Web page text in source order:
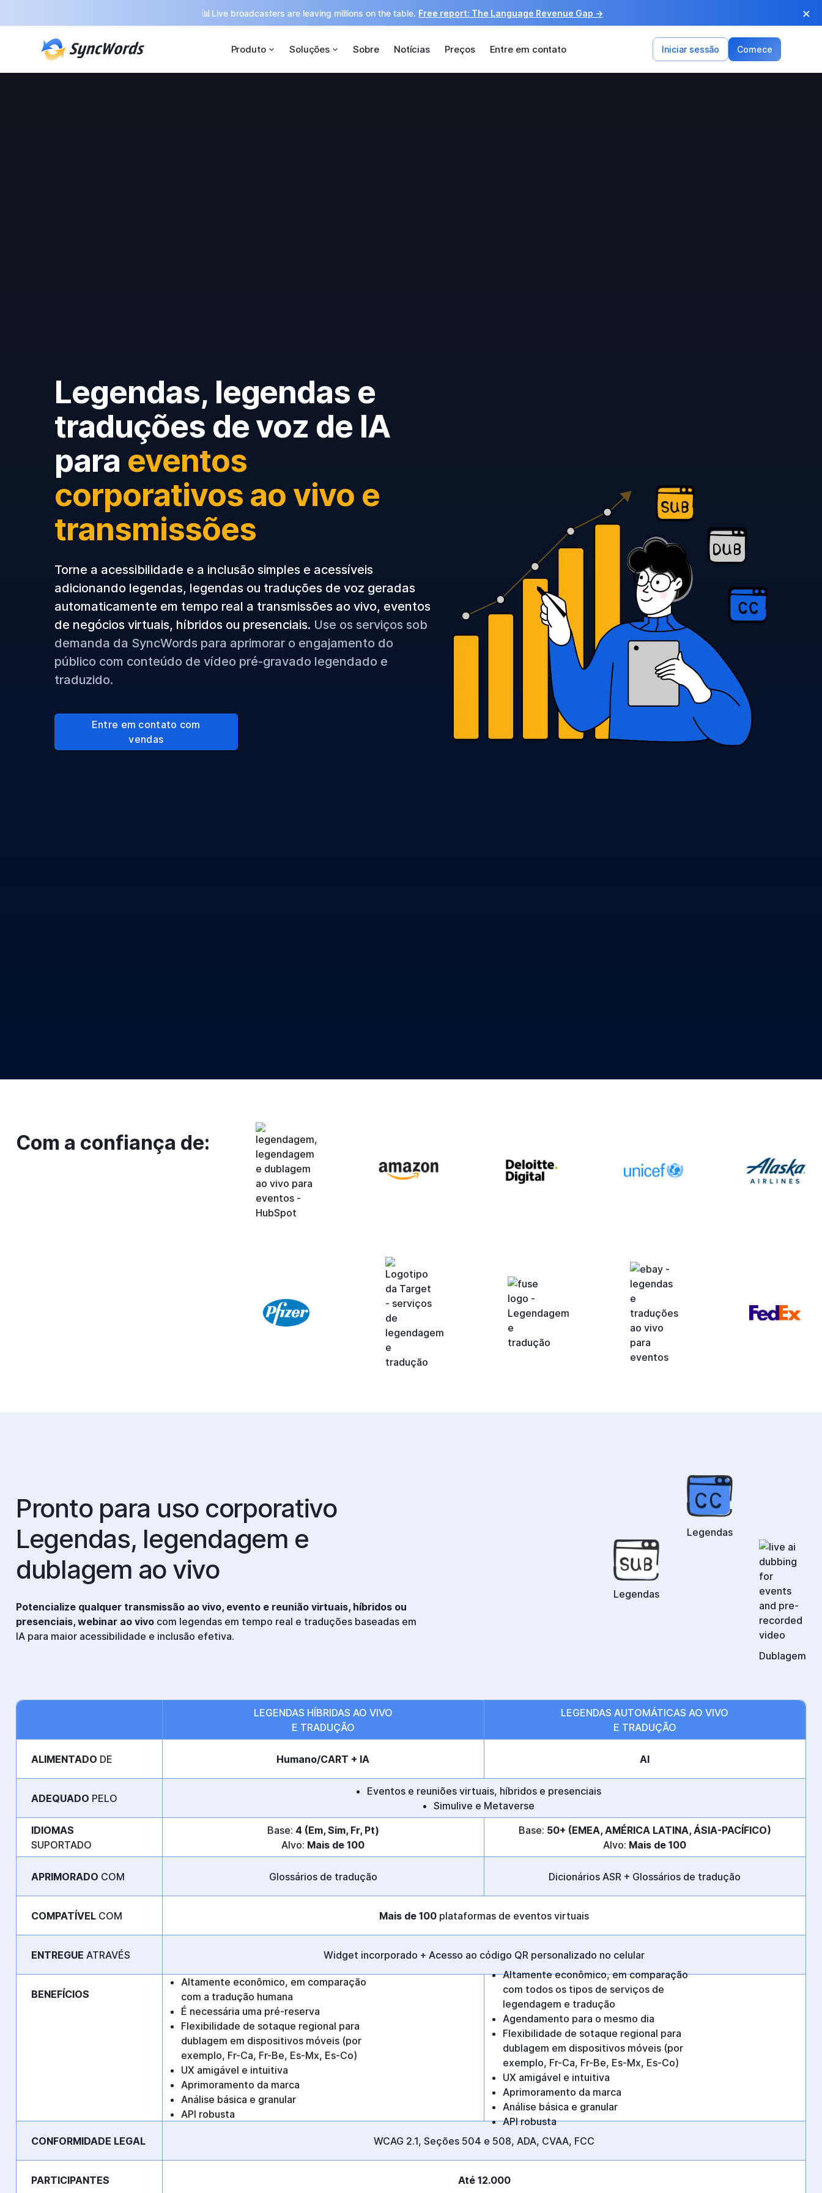
📊Live broadcasters are leaving millions on the table. Free report: The Language Revenue Gap → ×
Produto Soluções Sobre Notícias Preços Entre em contato Iniciar sessão Comece
Legendas, legendas e
traduções de voz de IA
para eventos
corporativos ao vivo e
transmissões
Torne a acessibilidade e a inclusão simples e acessíveis
adicionando legendas, legendas ou traduções de voz geradas
automaticamente em tempo real a transmissões ao vivo, eventos
de negócios virtuais, híbridos ou presenciais. Use os serviços sob
demanda da SyncWords para aprimorar o engajamento do
público com conteúdo de vídeo pré-gravado legendado e
traduzido.
Entre em contato com
vendas
Com a confiança de:
Pronto para uso corporativo
Legendas, legendagem e
dublagem ao vivo
Potencialize qualquer transmissão ao vivo, evento e reunião virtuais, híbridos ou
presenciais, webinar ao vivo com legendas em tempo real e traduções baseadas em
IA para maior acessibilidade e inclusão efetiva.
Legendas
Legendas
Dublagem
ALIMENTADO DE
ADEQUADO PELO
IDIOMAS
SUPORTADO
APRIMORADO COM
COMPATÍVEL COM
ENTREGUE ATRAVÉS
BENEFÍCIOS
CONFORMIDADE LEGAL
PARTICIPANTES
LEGENDAS HÍBRIDAS AO VIVO
E TRADUÇÃO
LEGENDAS AUTOMÁTICAS AO VIVO
E TRADUÇÃO
Humano/CART + IA AI
Eventos e reuniões virtuais, híbridos e presenciais
Simulive e Metaverse
Base: 4 (Em, Sim, Fr, Pt)
Alvo: Mais de 100
Base: 50+ (EMEA, AMÉRICA LATINA, ÁSIA-PACÍFICO)
Alvo: Mais de 100
Glossários de tradução Dicionários ASR + Glossários de tradução
Mais de 100 plataformas de eventos virtuais
Widget incorporado + Acesso ao código QR personalizado no celular
Altamente econômico, em comparação
com a tradução humana
É necessária uma pré-reserva
Flexibilidade de sotaque regional para
dublagem em dispositivos móveis (por
exemplo, Fr-Ca, Fr-Be, Es-Mx, Es-Co)
UX amigável e intuitiva
Aprimoramento da marca
Análise básica e granular
API robusta
Altamente econômico, em comparação
com todos os tipos de serviços de
legendagem e tradução
Agendamento para o mesmo dia
Flexibilidade de sotaque regional para
dublagem em dispositivos móveis (por
exemplo, Fr-Ca, Fr-Be, Es-Mx, Es-Co)
UX amigável e intuitiva
Aprimoramento da marca
Análise básica e granular
API robusta
WCAG 2.1, Seções 504 e 508, ADA, CVAA, FCC
Até 12.000